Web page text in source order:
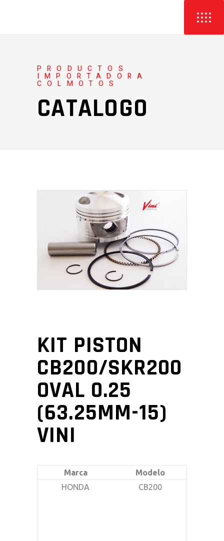
PRODUCTOS
IMPORTADORA
COLMOTOS
CATALOGO
KIT PISTON
CB200/SKR200
OVAL 0.25
(63.25MM-15)
VINI
Marca
Modelo
HONDA
CB200